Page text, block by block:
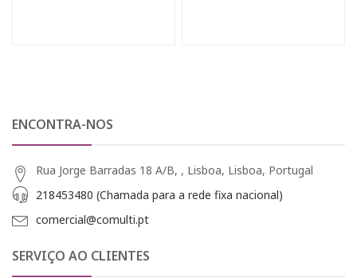
ENCONTRA-NOS
Rua Jorge Barradas 18 A/B, , Lisboa, Lisboa, Portugal
218453480 (Chamada para a rede fixa nacional)
comercial@comulti.pt
SERVIÇO AO CLIENTES